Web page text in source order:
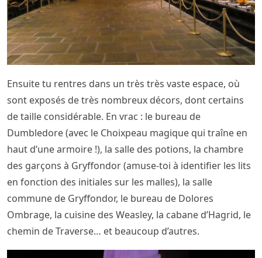
Ensuite tu rentres dans un très très vaste espace, où
sont exposés de très nombreux décors, dont certains
de taille considérable. En vrac : le bureau de
Dumbledore (avec le Choixpeau magique qui traîne en
haut d’une armoire !), la salle des potions, la chambre
des garçons à Gryffondor (amuse-toi à identifier les lits
en fonction des initiales sur les malles), la salle
commune de Gryffondor, le bureau de Dolores
Ombrage, la cuisine des Weasley, la cabane d’Hagrid, le
chemin de Traverse… et beaucoup d’autres.